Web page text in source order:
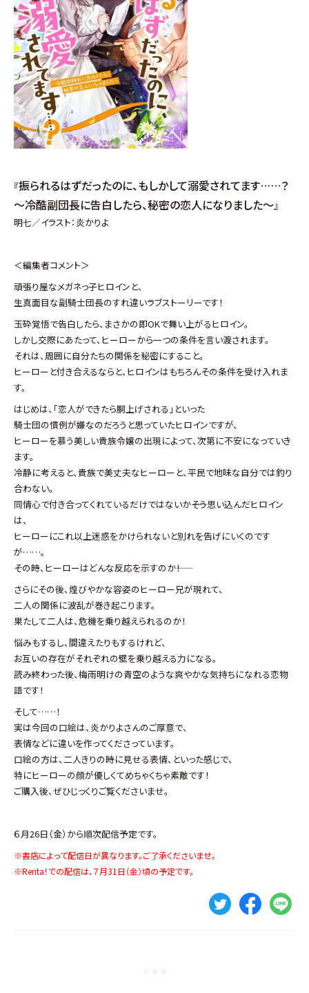
『振られるはずだったのに、もしかして溺愛されてます……？
～冷酷副団長に告白したら、秘密の恋人になりました～』
明七／イラスト：炎かりよ
＜編集者コメント＞
頑張り屋なメガネっ子ヒロインと、
生真面目な副騎士団長のすれ違いラブストーリーです！
玉砕覚悟で告白したら、まさかの即OKで舞い上がるヒロイン。
しかし交際にあたって、ヒーローから一つの条件を言い渡されます。
それは、周囲に自分たちの関係を秘密にすること。
ヒーローと付き合えるならと、ヒロインはもちろんその条件を受け入れま
す。
はじめは、「恋人ができたら胴上げされる」といった
騎士団の慣例が嫌なのだろうと思っていたヒロインですが、
ヒーローを慕う美しい貴族令嬢の出現によって、次第に不安になっていき
ます。
冷静に考えると、貴族で美丈夫なヒーローと、平民で地味な自分では釣り
合わない。
同情心で付き合ってくれているだけではないか――そう思い込んだヒロイン
は、
ヒーローにこれ以上迷惑をかけられないと別れを告げにいくのです
が……。
その時、ヒーローはどんな反応を示すのか――！
さらにその後、煌びやかな容姿のヒーロー兄が現れて、
二人の関係に波乱が巻き起こります。
果たして二人は、危機を乗り越えられるのか！
悩みもするし、間違えたりもするけれど、
お互いの存在がそれぞれの壁を乗り越える力になる。
読み終わった後、梅雨明けの青空のような爽やかな気持ちになれる恋物
語です！
そして……！
実は今回の口絵は、炎かりよさんのご厚意で、
表情などに違いを作ってくださっています。
口絵の方は、二人きりの時に見せる表情、といった感じで、
特にヒーローの顔が優しくてめちゃくちゃ素敵です！
ご購入後、ぜひじっくりご覧くださいませ。
６月26日（金）から順次配信予定です。
※書店によって配信日が異なります。ご了承くださいませ。
※Renta！での配信は、７月31日（金）頃の予定です。